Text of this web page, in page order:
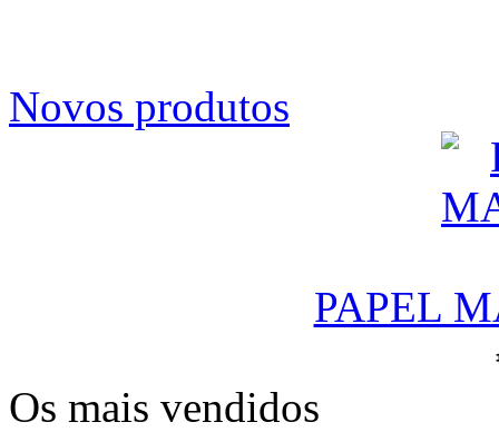
Novos produtos
PAPEL
Os mais vendidos